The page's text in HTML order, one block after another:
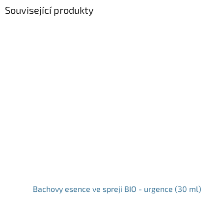
Související produkty
Bachovy esence ve spreji BIO - urgence (30 ml)